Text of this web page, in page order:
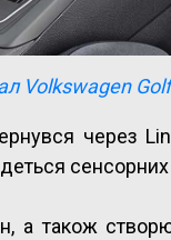
Volkswagen
через
а також